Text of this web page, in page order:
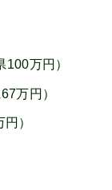
万円）
万円）
）